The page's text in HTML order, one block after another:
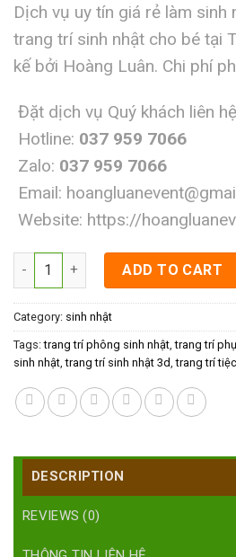
Dịch vụ uy tín giá rẻ làm sinh
trang trí sinh nhật cho bé tại
kế bởi Hoàng Luân. Chi phí
Đặt dịch vụ Quý khách liên
Hotline: 037 959 7066
Zalo: 037 959 7066
Email:
Website: https://
Trang trí tiệc cho bé trọn gói
ADD TO CART
Category: sinh nhật
Tags:trang trí phông sinh nhật ,trang trí
sinh nhật ,trang trí sinh nhật 3d ,trang trí
DESCRIPTION
REVIEWS (0)